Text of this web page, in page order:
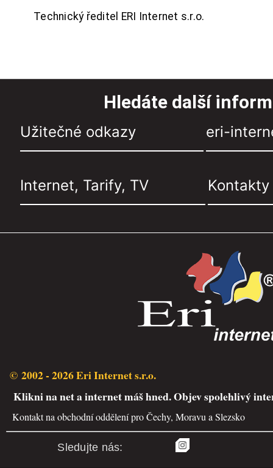
Technický ředitel ERI Internet s.r.o.
Hledáte další
Užitečné odkazy eri-
Internet, Tarify, TV Kontakty
© 2002 - 2026 Eri Internet s.r.o.
Klikni na net a internet máš hned. Objev spolehlivý
Kontakt na obchodní oddělení pro Čechy, Moravu a Slezsko
Sledujte nás: